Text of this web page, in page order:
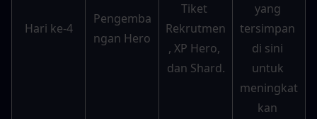
Hari ke-4
Pengemba
ngan Hero
Tiket
Rekrutmen
, XP Hero,
dan Shard.
yang
tersimpan
di sini
untuk
meningkat
kan